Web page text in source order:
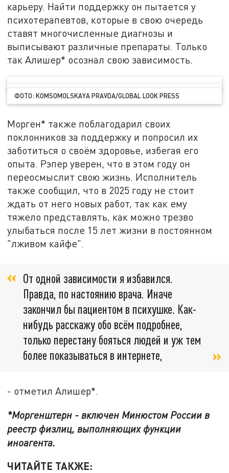
карьеру. Найти поддержку он пытается у
психотерапевтов, которые в свою очередь
ставят многочисленные диагнозы и
выписывают различные препараты. Только
так Алишер* осознал свою зависимость.
ФОТО: KOMSOMOLSKAYA PRAVDA/GLOBAL LOOK PRESS
Морген* также поблагодарил своих
поклонников за поддержку и попросил их
заботиться о своём здоровье, избегая его
опыта. Рэпер уверен, что в этом году он
переосмыслит свою жизнь. Исполнитель
также сообщил, что в 2025 году не стоит
ждать от него новых работ, так как ему
тяжело представлять, как можно трезво
улыбаться после 15 лет жизни в постоянном
"лживом кайфе".
От одной зависимости я избавился.
Правда, по настоянию врача. Иначе
закончил бы пациентом в психушке. Как-
нибудь расскажу обо всём подробнее,
только перестану бояться людей и уж тем
более показываться в интернете,
- отметил Алишер*.
*Моргенштерн - включен Минюстом России в
реестр физлиц, выполняющих функции
иноагента.
ЧИТАЙТЕ ТАКЖЕ: